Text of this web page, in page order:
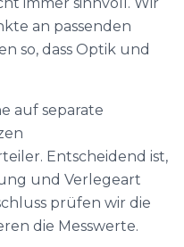
an passenden
so, dass Optik und
auf separate
Entscheidend ist,
und Verlegeart
prüfen wir die
die Messwerte.